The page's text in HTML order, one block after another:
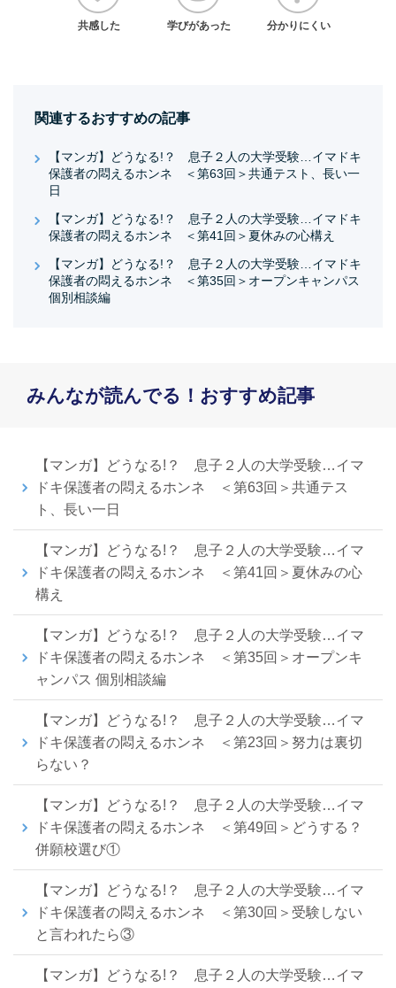
共感した 学びがあった 分かりにくい
関連するおすすめの記事
【マンガ】どうなる!？ 息子２人の大学受験…イマドキ
保護者の悶えるホンネ ＜第63回＞共通テスト、長い一
日
【マンガ】どうなる!？ 息子２人の大学受験…イマドキ
保護者の悶えるホンネ ＜第41回＞夏休みの心構え
【マンガ】どうなる!？ 息子２人の大学受験…イマドキ
保護者の悶えるホンネ ＜第35回＞オープンキャンパス
個別相談編
みんなが読んでる！おすすめ記事
【マンガ】どうなる!？ 息子２人の大学受験…イマ
ドキ保護者の悶えるホンネ ＜第63回＞共通テス
ト、長い一日
【マンガ】どうなる!？ 息子２人の大学受験…イマ
ドキ保護者の悶えるホンネ ＜第41回＞夏休みの心
構え
【マンガ】どうなる!？ 息子２人の大学受験…イマ
ドキ保護者の悶えるホンネ ＜第35回＞オープンキ
ャンパス 個別相談編
【マンガ】どうなる!？ 息子２人の大学受験…イマ
ドキ保護者の悶えるホンネ ＜第23回＞努力は裏切
らない？
【マンガ】どうなる!？ 息子２人の大学受験…イマ
ドキ保護者の悶えるホンネ ＜第49回＞どうする？
併願校選び①
【マンガ】どうなる!？ 息子２人の大学受験…イマ
ドキ保護者の悶えるホンネ ＜第30回＞受験しない
と言われたら③
【マンガ】どうなる!？ 息子２人の大学受験…イマ